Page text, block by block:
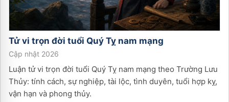
Tử vi trọn đời tuổi Quý Tỵ nam mạng
Cập nhật 2026
Luận tử vi trọn đời tuổi Quý Tỵ nam mạng theo Trường Lưu
Thủy: tính cách, sự nghiệp, tài lộc, tình duyên, tuổi hợp kỵ,
vận hạn và phong thủy.